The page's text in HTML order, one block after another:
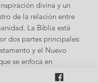
divina y un
de la relación entre
La Biblia está
dos partes principales:
y el Nuevo
se enfoca en
cristianismo primitivo.